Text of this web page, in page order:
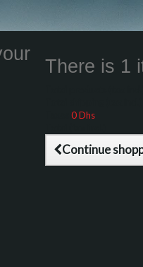
There is 1
0 Dhs
Continue